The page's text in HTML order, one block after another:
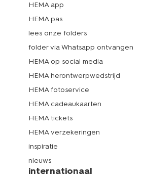
HEMA app
HEMA pas
lees onze folders
folder via Whatsapp ontvangen
HEMA op social media
HEMA herontwerpwedstrijd
HEMA fotoservice
HEMA cadeaukaarten
HEMA tickets
HEMA verzekeringen
inspiratie
nieuws
internationaal